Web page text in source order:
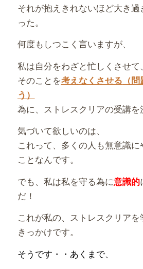
それが抱えきれないほど大き
った。
何度もしつこく言いますが、
私は自分をわざと忙しくさせて、
そのことを考えなくさせる （
う）
為に、ストレスクリアの受講を
気づいて欲しいのは、
これって、多くの人も無意識に
ことなんです。
でも、私は私を守る為に意識的
だ！
これが私の、ストレスクリアを
きっかけです。
そうです・・あくまで、